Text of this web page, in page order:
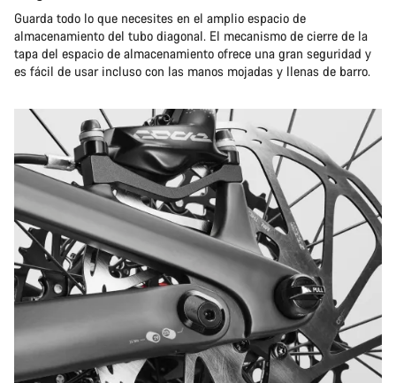
Guarda todo lo que necesites en el amplio espacio de
almacenamiento del tubo diagonal. El mecanismo de cierre de la
tapa del espacio de almacenamiento ofrece una gran seguridad y
es fácil de usar incluso con las manos mojadas y llenas de barro.